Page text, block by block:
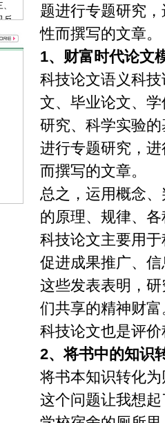
反
著
文
电
题进行专题研究
性而撰写的文章。
1、 财富时代论文
科技论文语义科
文、毕业论文、
研究、科学实验
进行专题研究，
而撰写的文章。
总之，运用概念
的原理、规律、
科技论文主要用
促进成果推广、
这些发表表明，
们共享的精神财富
科技论文也是评
2、将书中的知识
将书本知识转化
这个问题让我想